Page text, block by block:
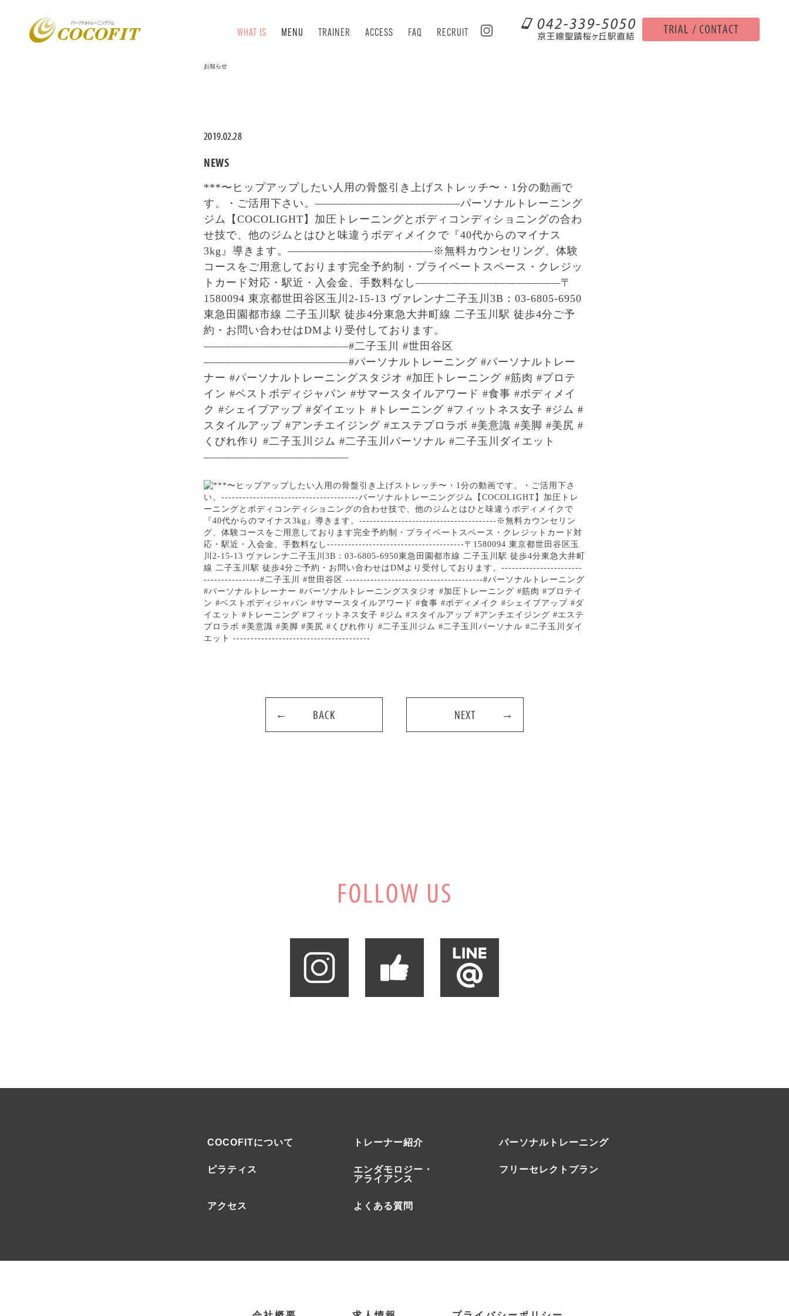
WHAT IS MENU TRAINER ACCESS FAQ RECRUIT
お知らせ
2019.02.28
NEWS
***〜ヒップアップしたい人用の骨盤引き上げストレッチ〜・1分の動画で
す。・ご活用下さい。—————————————パーソナルトレーニング
ジム【COCOLIGHT】︎加圧トレーニングとボディコンディショニングの合わ
せ技で、他のジムとはひと味違うボディメイクで『40代からのマイナス
3kg』導きます。—————————————※無料カウンセリング、体験
コースをご用意しております︎完全予約制・プライベートスペース・クレジッ
トカード対応・駅近・入会金、手数料なし—————————————〒
1580094 東京都世田谷区玉川2-15-13 ヴァレンナ二子玉川3B︎︎：03-6805-6950︎
東急田園都市線 二子玉川駅 徒歩4分東急大井町線 二子玉川駅 徒歩4分︎ご予
約・お問い合わせはDMより受付しております。
—————————————#二子玉川 #世田谷区
—————————————#パーソナルトレーニング #パーソナルトレー
ナー #パーソナルトレーニングスタジオ #加圧トレーニング #筋肉 #プロテ
イン #ベストボディジャパン #サマースタイルアワード #食事 #ボディメイ
ク #シェイプアップ #ダイエット #トレーニング #フィットネス女子 #ジム #
スタイルアップ #アンチエイジング #エステプロラボ #美意識 #美脚 #美尻 #
くびれ作り #二子玉川ジム #二子玉川パーソナル #二子玉川ダイエット
—————————————
BACK NEXT
COCOFITについて トレーナー紹介 パーソナルトレーニング
ピラティス
エンダモロジー・
アライアンス
フリーセレクトプラン
アクセス よくある質問